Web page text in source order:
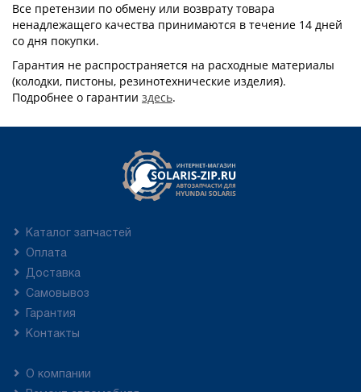
Все претензии по обмену или возврату товара
ненадлежащего качества принимаются в течение 14 дней
со дня покупки.
Гарантия не распространяется на расходные материалы
(колодки, пистоны, резинотехнические изделия).
Подробнее о гарантии здесь.
Каталог запчастей
Оплата
Доставка
Самовывоз
Гарантия
Контакты
О компании